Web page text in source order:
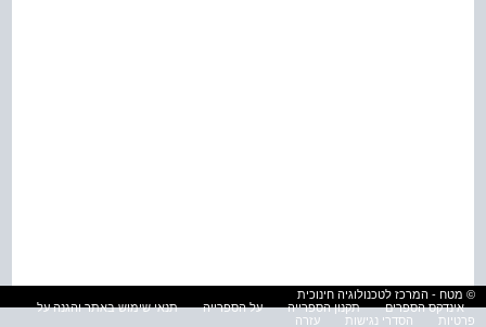
© מטח - המרכז לטכנולוגיה חינוכית
אינדקס הספרים
תקנון הספרייה על הספרייה
תנאי שימוש באתר והגנה על
פרטיות
הסדרי נגישות עזרה